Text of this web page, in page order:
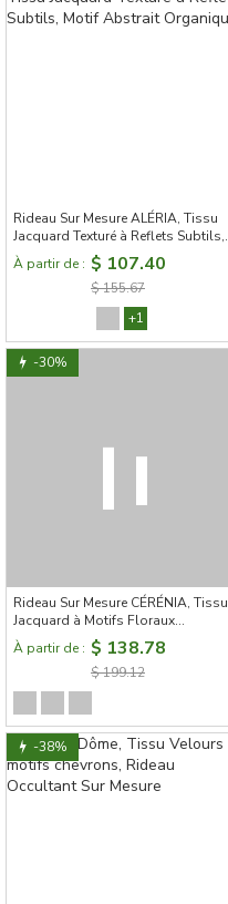
Rideau Sur Mesure ALÉRIA, Tissu
Jacquard Texturé à Reflets Subtils,
Motif Abstrait Organique
À partir de : $ 107.40
$ 155.67
+1
-30%
Rideau Sur Mesure CÉRÉNIA, Tissu
Jacquard à Motifs Floraux
Baroques, Relief Subtil et Effet
Lumineux
À partir de : $ 138.78
$ 199.12
-38%